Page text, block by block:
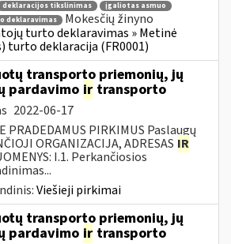
deklaracijos tikslinimas
įgaliotas asmuo
deklaravimas
Mokesčių žinyno
turto deklaravimas » Metinė
turto deklaracija (FR0001)
transporto priemonių, jų
pardavimo ir transporto
2022-06-17
PRADEDAMUS PIRKIMUS Paslaugų
ORGANIZACIJA, ADRESAS IR
I.1. Perkančiosios
Viešieji pirkimai
transporto priemonių, jų
pardavimo ir transporto